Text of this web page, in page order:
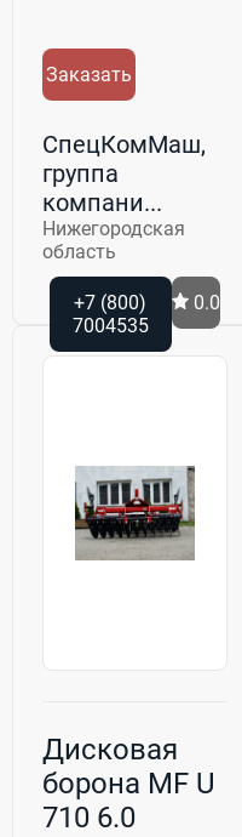
Заказать
СпецКомМаш,
группа
компани...
Нижегородская
область
+7 (800)
7004535
0.0
Дисковая
борона MF U
710 6.0